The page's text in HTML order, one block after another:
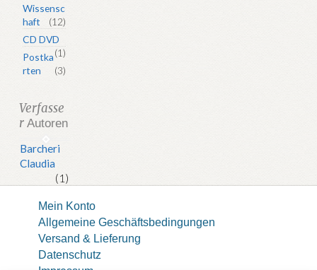
Wissensc
haft
(12)
CD DVD
(1)
Postka
rten
(3)
Verfasse
r Autoren
Barcheri
Claudia
(1)
Mein Konto
Allgemeine Geschäftsbedingungen
Versand & Lieferung
Datenschutz